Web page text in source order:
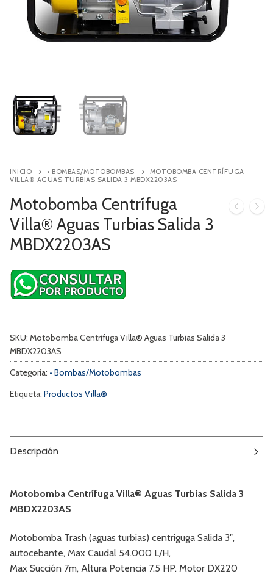
Contacto
INICIO • BOMBAS/MOTOBOMBAS
MOTOBOMBA CENTRÍFUGA
VILLA® AGUAS TURBIAS SALIDA 3 MBDX2203AS
Motobomba Centrífuga
Villa® Aguas Turbias Salida 3
MBDX2203AS
SKU: Motobomba Centrífuga Villa® Aguas Turbias Salida 3
MBDX2203AS
Categoría: • Bombas/Motobombas
Etiqueta: Productos Villa®
Descripción
Motobomba Centrífuga Villa® Aguas Turbias Salida 3
MBDX2203AS
Motobomba Trash (aguas turbias) centriguga Salida 3″,
autocebante, Max Caudal 54.000 L/H,
Max Succión 7m, Altura Potencia 7.5 HP. Motor DX220